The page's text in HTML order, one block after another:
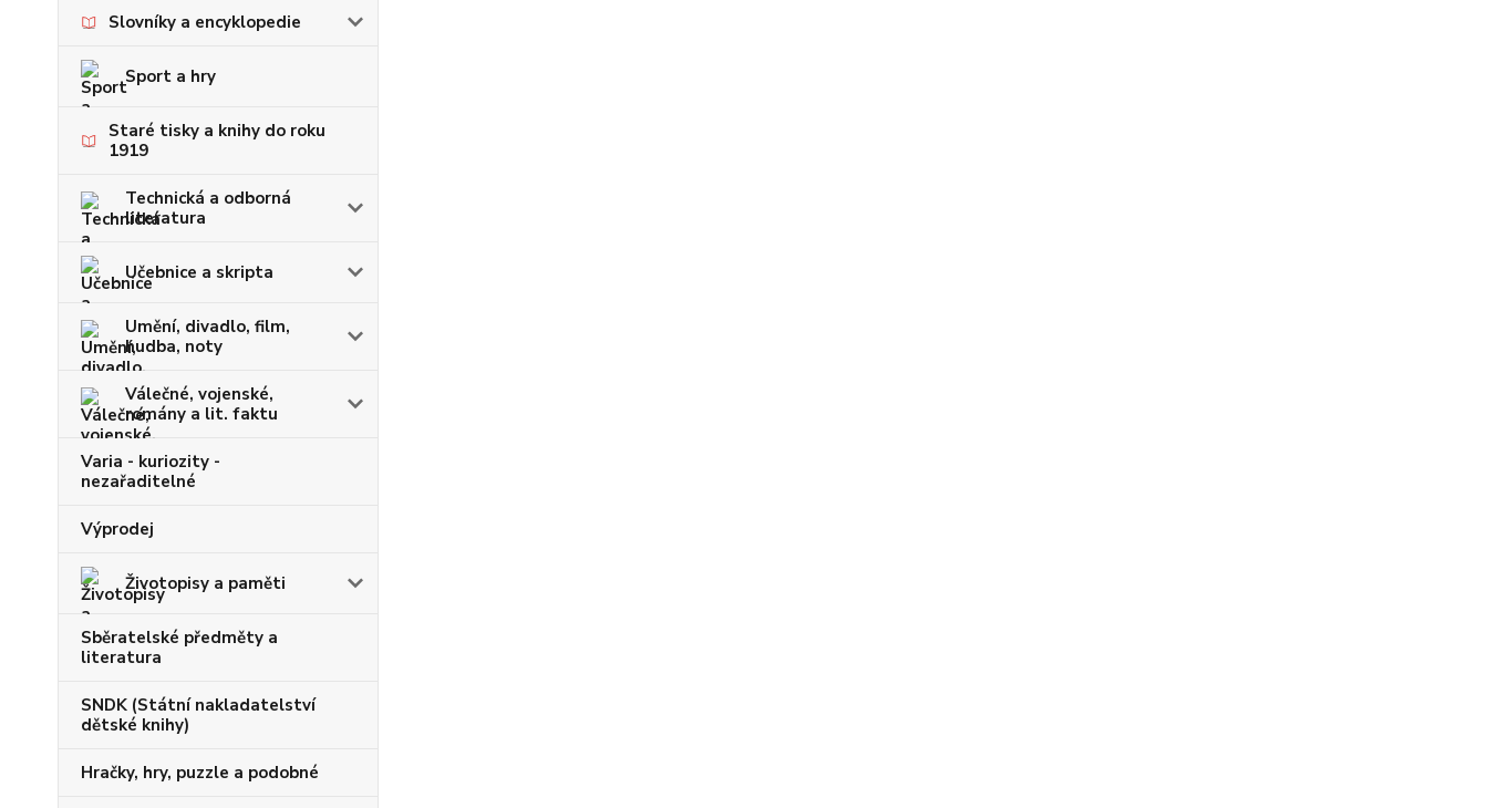
Slovníky a encyklopedie
Sport a hry
Staré tisky a knihy do roku
1919
Technická a odborná
literatura
Učebnice a skripta
Umění, divadlo, film,
hudba, noty
Válečné, vojenské,
romány a lit. faktu
Varia - kuriozity -
nezařaditelné
Výprodej
Životopisy a paměti
Sběratelské předměty a
literatura
SNDK (Státní nakladatelství
dětské knihy)
Hračky, hry, puzzle a podobné